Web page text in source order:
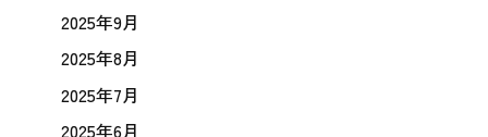
2025年9月
2025年8月
2025年7月
2025年6月